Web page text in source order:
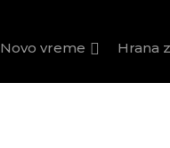
Novo vreme Hrana